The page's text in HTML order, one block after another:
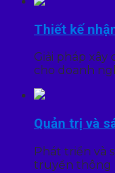
Thiết kế
Giải pháp
cho doanh
Quản trị và
Phát triển và
truyền thông